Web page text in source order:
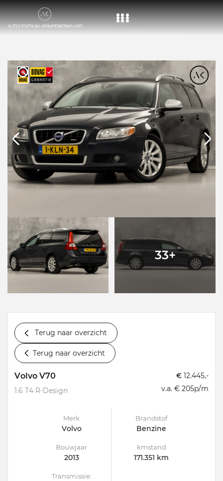
Aanbod
Diensten
Over ons
Vacature
Contact
33+
Terug naar overzicht
Terug naar overzicht
Volvo V70
1.6 T4 R-Design
€ 12.445,-
v.a. € 205p/m
Merk
Volvo
Brandstof
Benzine
Bouwjaar
2013
kmstand
171.351 km
Transmissie: